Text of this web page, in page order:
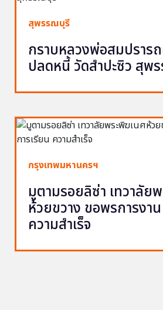
สุพรรณบุรี
กราบหลวงพ่อสมปราร
ปลดหนี้ วัดสำปะซิว สุพ
กรุงเทพมหานครฯ
มูตามรอยลิซ่า เทวาลัย
ห้วยขวาง ขอพรการงา
ความสำเร็จ